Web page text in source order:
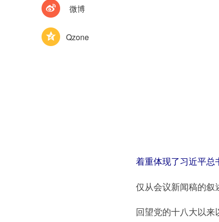
微博
Qzone
着重体现了习近平
仅从会议新闻稿的叙
回望党的十八大以来